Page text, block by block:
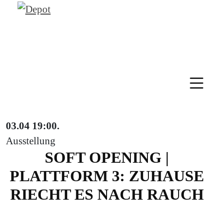
03.04 19:00.
Ausstellung
SOFT OPENING |
PLATTFORM 3: ZUHAUSE
RIECHT ES NACH RAUCH